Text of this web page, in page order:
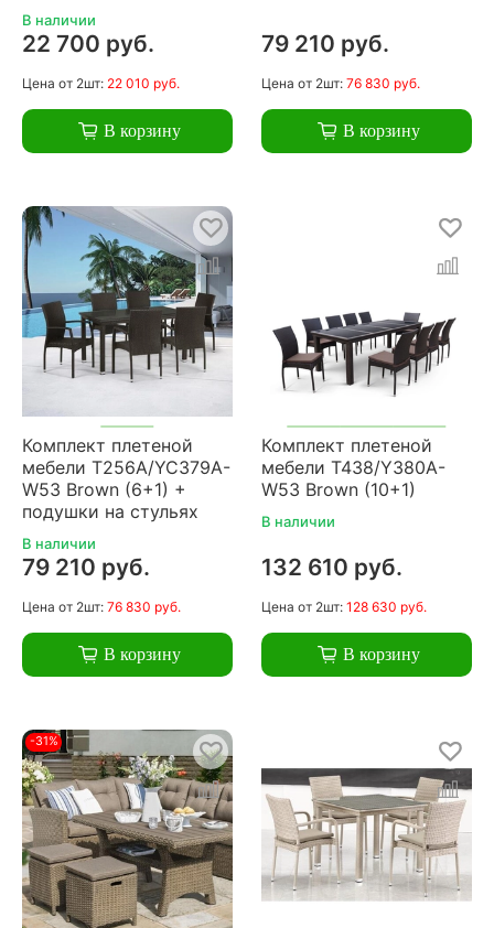
В наличии
22 700 руб.
Цена от 2шт: 22 010 руб.
В корзину
79 210 руб.
Цена от 2шт: 76 830 руб.
В корзину
Комплект плетеной
мебели T256A/YC379A-
W53 Brown (6+1) +
подушки на стульях
В наличии
79 210 руб.
Цена от 2шт: 76 830 руб.
В корзину
Комплект плетеной
мебели T438/Y380A-
W53 Brown (10+1)
В наличии
132 610 руб.
Цена от 2шт: 128 630 руб.
В корзину
-31%